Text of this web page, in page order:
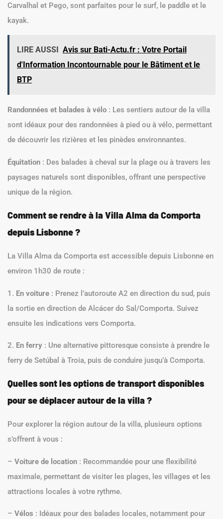
Carvalhal et Pego, sont parfaites pour le surf, le paddle et le
kayak.
LIRE AUSSI
Avis sur Bati-Actu.fr : Votre Portail
d'Information Incontournable pour le Bâtiment et le
BTP
Randonnées et balades à vélo : Les sentiers autour de la villa
sont idéaux pour des randonnées à pied ou à vélo, permettant
de découvrir les rizières et les pinèdes environnantes.
Équitation : Des balades à cheval sur la plage ou à travers les
paysages naturels sont disponibles, offrant une perspective
unique de la région.
Comment se rendre à la Villa Alma da Comporta
depuis Lisbonne ?
La Villa Alma da Comporta est accessible depuis Lisbonne en
environ 1h30 de route :
1. En voiture : Prenez l’autoroute A2 en direction du sud, puis
la sortie en direction de Alcácer do Sal/Comporta. Suivez
ensuite les indications vers Comporta.
2. En ferry : Une alternative pittoresque consiste à prendre le
ferry de Setúbal à Troia, puis de conduire jusqu’à Comporta.
Quelles sont les options de transport disponibles
pour se déplacer autour de la villa ?
Pour explorer la région autour de la villa, plusieurs options
s’offrent à vous :
– Voiture de location : Recommandée pour une flexibilité
maximale, permettant de visiter les plages, les villages et les
attractions locales à votre rythme.
– Vélos : Idéaux pour des balades locales, notamment pour